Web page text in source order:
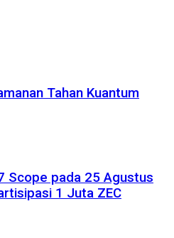
Tahan Kuantum
Scope pada 25 Agustus
1 Juta ZEC